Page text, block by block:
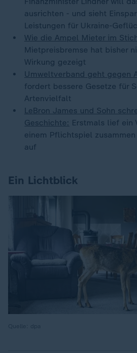
ausrichten - und sieht
Leistungen für Ukraine-
Wie die Ampel Mieter im
Mietpreisbremse hat bisher
Wirkung gezeigt
Umweltverband geht gegen
fordert bessere Gesetze für
Artenvielfalt
LeBron James und Sohn
Geschichte: Erstmals lief ein
einem Pflichtspiel
auf
Ein Lichtblick